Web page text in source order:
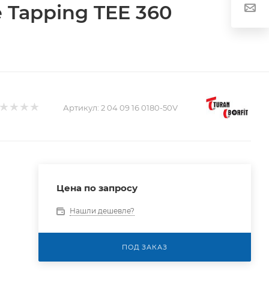
TEE 360
Артикул: 2 04 09 16 0180-50V
Цена по запросу
Нашли дешевле?
ПОД ЗАКАЗ